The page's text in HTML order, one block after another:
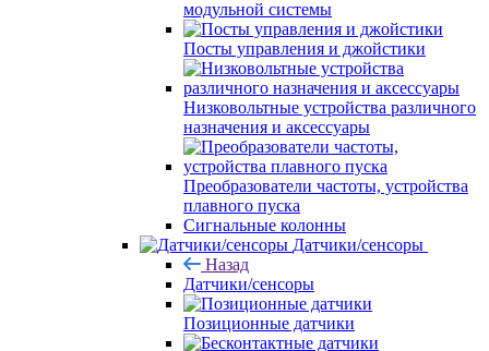
модульной системы
Посты управления и джойстики
Низковольтные устройства различного
назначения и аксессуары
Преобразователи частоты, устройства
плавного пуска
Сигнальные колонны
Датчики/сенсоры
Назад
Датчики/сенсоры
Позиционные датчики